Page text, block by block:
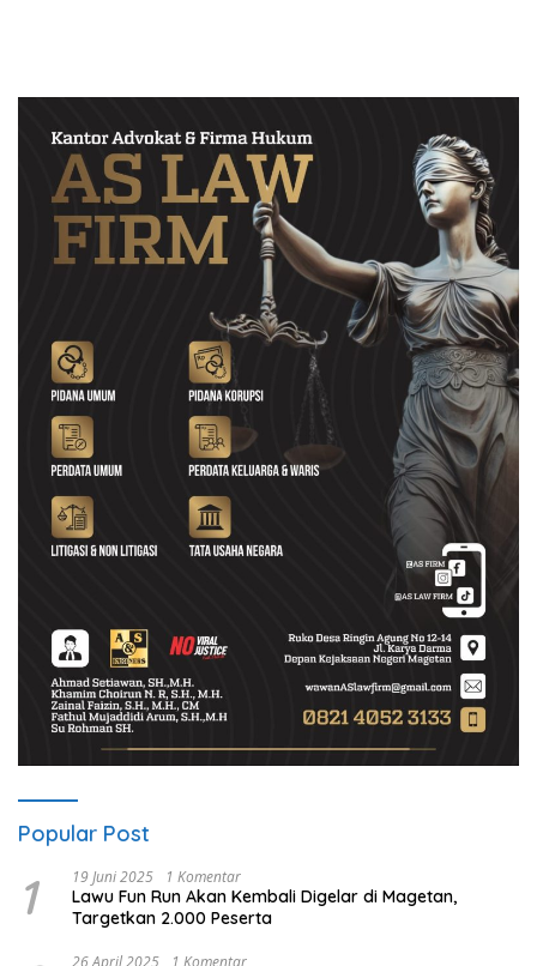
Popular Post
1 19 Juni 2025 1 Komentar
Lawu Fun Run Akan Kembali Digelar di Magetan,
Targetkan 2.000 Peserta